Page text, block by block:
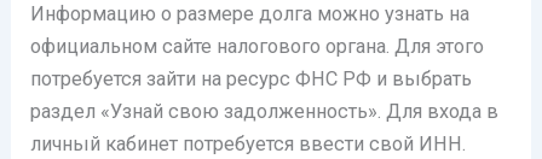
Информацию о размере долга можно узнать на
официальном сайте налогового органа. Для этого
потребуется зайти на ресурс ФНС РФ и выбрать
раздел «Узнай свою задолженность». Для входа в
личный кабинет потребуется ввести свой ИНН.